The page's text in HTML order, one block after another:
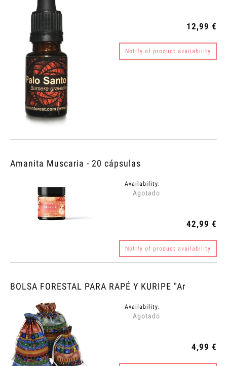
12,99 €
Notify of product availability
Amanita Muscaria - 20 cápsulas
Availability:
Agotado
42,99 €
Notify of product availability
BOLSA FORESTAL PARA RAPÉ Y KURIPE "Ar
Availability:
Agotado
4,99 €